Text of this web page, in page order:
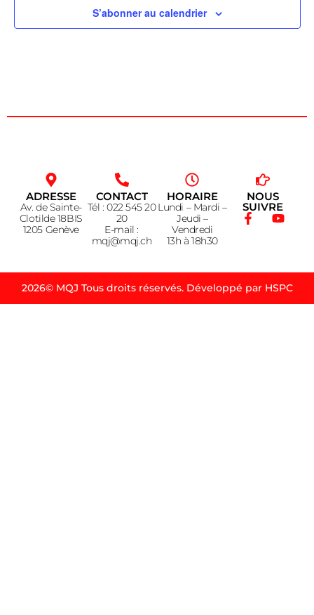
S’abonner au calendrier
ADRESSE
Av. de Sainte-
Clotilde 18BIS
1205 Genève
CONTACT
Tél : 022 545 20
20
E-mail :
mqj@mqj.ch
HORAIRE
Lundi – Mardi –
Jeudi –
Vendredi
13h à 18h30
NOUS
SUIVRE
2026© MQJ Tous droits réservés. Développé par HSPC